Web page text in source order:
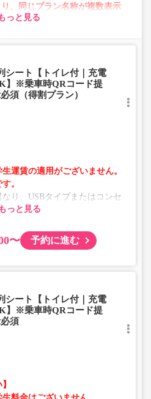
、同じプラン名称が複数表示
、エラー表示が出た場合は、
っと見る
シート【トイレ付｜充電
】※乗車時QRコード提
須（得割プラン）
運賃の適用がございません。
。
り、USBタイプまたはコンセ
ります。
います。あらかじめご了承く
もっと見る
〜 予約に進む
シート【トイレ付｜充電
】※乗車時QRコード提
須